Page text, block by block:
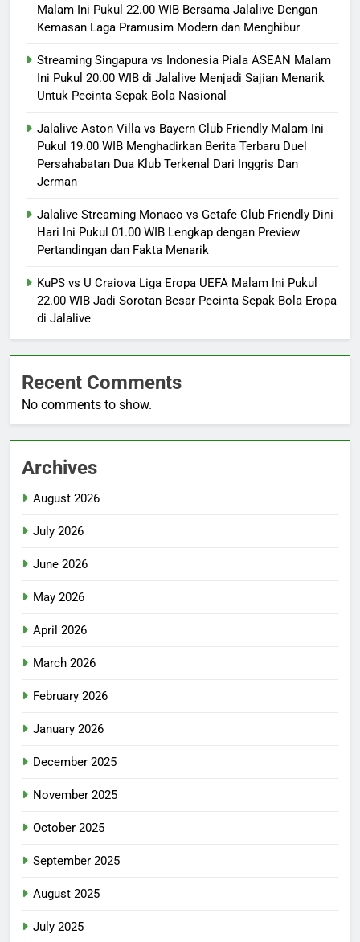
Malam Ini Pukul 22.00 WIB Bersama Jalalive Dengan
Kemasan Laga Pramusim Modern dan Menghibur
Streaming Singapura vs Indonesia Piala ASEAN Malam
Ini Pukul 20.00 WIB di Jalalive Menjadi Sajian Menarik
Untuk Pecinta Sepak Bola Nasional
Jalalive Aston Villa vs Bayern Club Friendly Malam Ini
Pukul 19.00 WIB Menghadirkan Berita Terbaru Duel
Persahabatan Dua Klub Terkenal Dari Inggris Dan
Jerman
Jalalive Streaming Monaco vs Getafe Club Friendly Dini
Hari Ini Pukul 01.00 WIB Lengkap dengan Preview
Pertandingan dan Fakta Menarik
KuPS vs U Craiova Liga Eropa UEFA Malam Ini Pukul
22.00 WIB Jadi Sorotan Besar Pecinta Sepak Bola Eropa
di Jalalive
Recent Comments
No comments to show.
Archives
August 2026
July 2026
June 2026
May 2026
April 2026
March 2026
February 2026
January 2026
December 2025
November 2025
October 2025
September 2025
August 2025
July 2025